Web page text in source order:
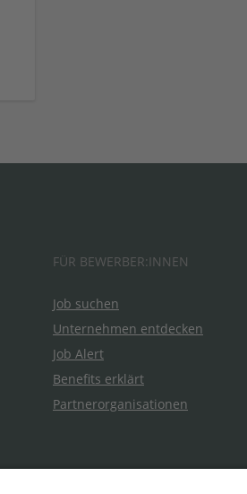
FÜR BEWERBER:INNEN
Job suchen
Unternehmen entdecken
Job Alert
Benefits erklärt
Partnerorganisationen